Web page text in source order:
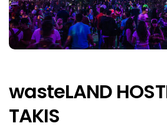
wasteLAND
TAKIS